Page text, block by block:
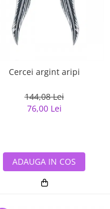
Cercei argint aripi
144,08 Lei
76,00 Lei
ADAUGA IN COS